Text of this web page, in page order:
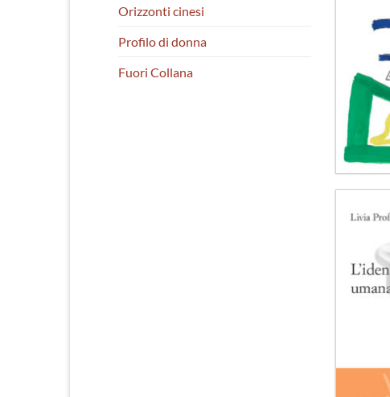
Orizzonti cinesi
Profilo di donna
Fuori Collana